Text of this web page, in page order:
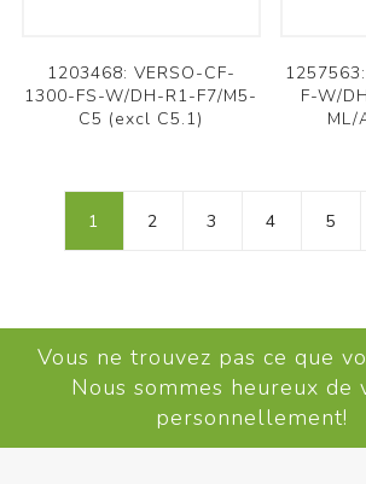
1203468: VERSO-CF-
1300-FS-W/DH-R1-F7/M5-
C5 (excl C5.1)
F-W/
ML/
1 2 3 4 5
Vous ne trouvez pas ce que
Nous sommes heureux de
personnellement!